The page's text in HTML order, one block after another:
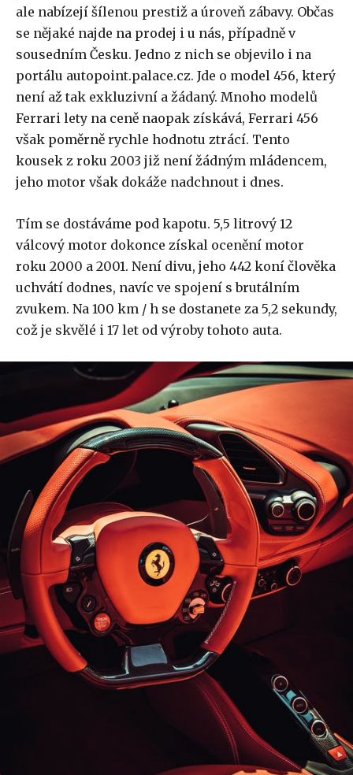
ale nabízejí šílenou prestiž a úroveň zábavy. Občas
se nějaké najde na prodej i u nás, případně v
sousedním Česku. Jedno z nich se objevilo i na
portálu autopoint.palace.cz. Jde o model 456, který
není až tak exkluzivní a žádaný. Mnoho modelů
Ferrari lety na ceně naopak získává, Ferrari 456
však poměrně rychle hodnotu ztrácí. Tento
kousek z roku 2003 již není žádným mládencem,
jeho motor však dokáže nadchnout i dnes.
Tím se dostáváme pod kapotu. 5,5 litrový 12
válcový motor dokonce získal ocenění motor
roku 2000 a 2001. Není divu, jeho 442 koní člověka
uchvátí dodnes, navíc ve spojení s brutálním
zvukem. Na 100 km / h se dostanete za 5,2 sekundy,
což je skvělé i 17 let od výroby tohoto auta.